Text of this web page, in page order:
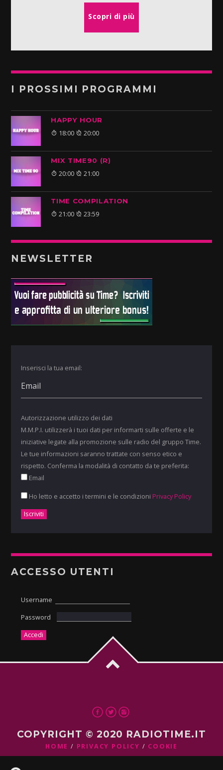
Scopri di più
I PROSSIMI PROGRAMMI
HAPPY HOUR
18:00 20:00
MIX TIME90 (R)
20:00 21:00
TIME COMPILATION
21:00 23:59
NEWSLETTER
Inserisci la tua email:
Autorizzazione utilizzo dei dati
M.M.P.I. utilizzerà i tuoi dati per informarti sulle offerte e le
iniziative legate alla promozione sulle radio del gruppo Time.
Le tue informazioni saranno trattate con senso etico e
rispetto. Conferma la modalità di contatto da te preferita:
Email
Ho letto e accetto i termini e le condizioni Privacy Policy
ACCESSO UTENTI
Username
Password
COPYRIGHT © 2020 RADIOTIME.IT
HOME PRIVACY POLICY COOKIE